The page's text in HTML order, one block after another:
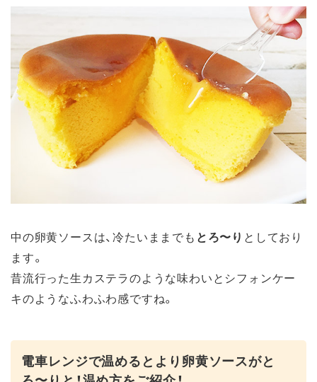
中の卵黄ソースは、冷たいままでも とろ〜り としており
ます。
昔流行った生カステラのような味わいとシフォンケー
キのようなふわふわ感ですね。
電車レンジで温めるとより卵黄ソースがと